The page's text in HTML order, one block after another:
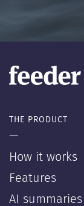
THE PRODUCT
—
How it works
Features
AI summaries